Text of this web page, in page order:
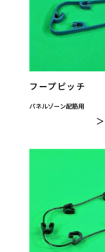
フープピッチ
パネルゾーン配筋用